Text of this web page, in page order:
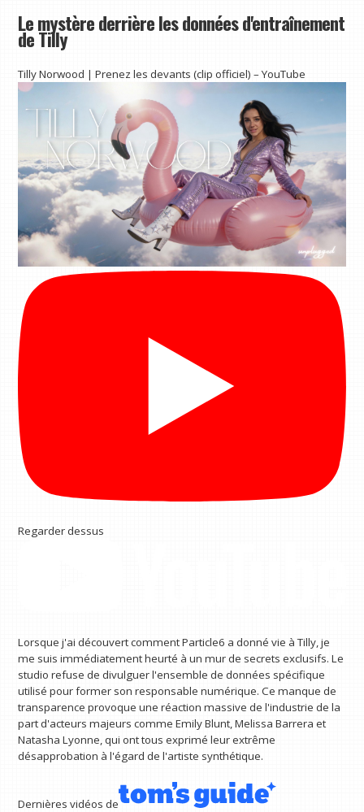
Le mystère derrière les données d'entraînement
de Tilly
Tilly Norwood | Prenez les devants (clip officiel) – YouTube
Regarder dessus
Lorsque j'ai découvert comment Particle6 a donné vie à Tilly, je
me suis immédiatement heurté à un mur de secrets exclusifs. Le
studio refuse de divulguer l'ensemble de données spécifique
utilisé pour former son responsable numérique. Ce manque de
transparence provoque une réaction massive de l'industrie de la
part d'acteurs majeurs comme Emily Blunt, Melissa Barrera et
Natasha Lyonne, qui ont tous exprimé leur extrême
désapprobation à l'égard de l'artiste synthétique.
Dernières vidéos de